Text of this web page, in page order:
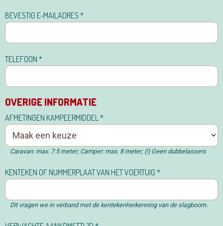
BEVESTIG E-MAILADRES *
TELEFOON *
OVERIGE INFORMATIE
AFMETINGEN KAMPEERMIDDEL*
Caravan: max. 7.5 meter; Camper: max. 8 meter; (!) Geen dubbelassers
KENTEKEN OF NUMMERPLAAT VAN HET VOERTUIG *
Dit vragen we in verband met de kentekenherkenning van de slagboom.